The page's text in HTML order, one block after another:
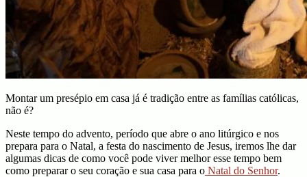
Montar um presépio em casa já é tradição entre as famílias católicas,
não é?
Neste tempo do advento, período que abre o ano litúrgico e nos
prepara para o Natal, a festa do nascimento de Jesus, iremos lhe dar
algumas dicas de como você pode viver melhor esse tempo bem
como preparar o seu coração e sua casa para o Natal do Senhor.